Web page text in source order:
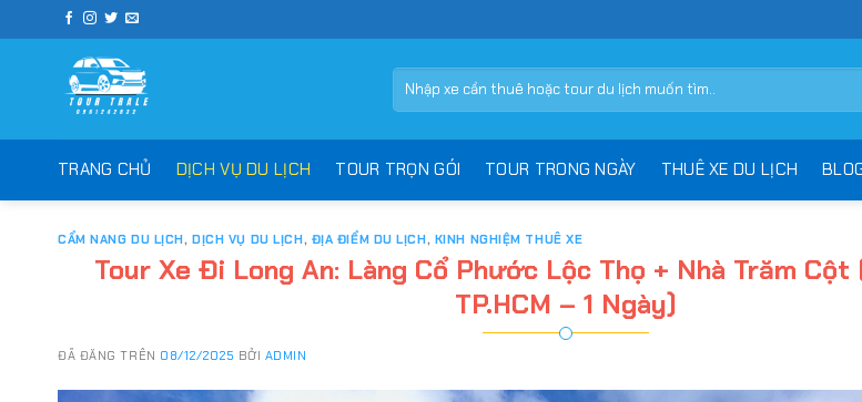
đến
Tìm
kiếm:
TRANG CHỦ DỊCH VỤ DU LỊCH TOUR TRỌN GÓI TOUR TRONG NGÀY THUÊ XE DU LỊCH
CẨM NANG DU LỊCH,DỊCH VỤ DU LỊCH, ĐỊA ĐIỂM DU LỊCH, KINH NGHIỆM THUÊ XE
Tour Xe Đi Long An: Làng Cổ Phước Lộc Thọ + Nhà Trăm Cột
TP.HCM – 1 Ngày)
ĐÃ ĐĂNG TRÊN 08/12/2025 BỞI ADMIN